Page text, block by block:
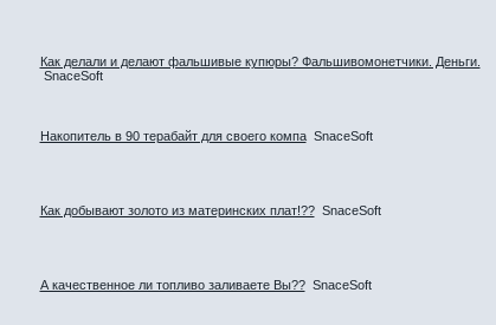
Как делали и делают фальшивые купюры? Фальшивомонетчики. Деньги.
SnaceSoft
Накопитель в 90 терабайт для своего компа SnaceSoft
Как добывают золото из материнских плат!?? SnaceSoft
А качественное ли топливо заливаете Вы?? SnaceSoft